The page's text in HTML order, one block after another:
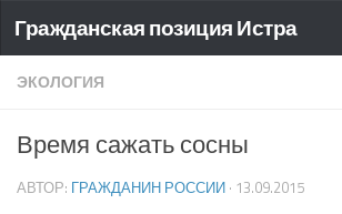
Гражданская позиция Истра
ЭКОЛОГИЯ
Время сажать сосны
АВТОР: ГРАЖДАНИН РОССИИ · 13.09.2015